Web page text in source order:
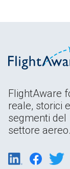
FlightAware
reale, storici
segmenti del
settore aereo.